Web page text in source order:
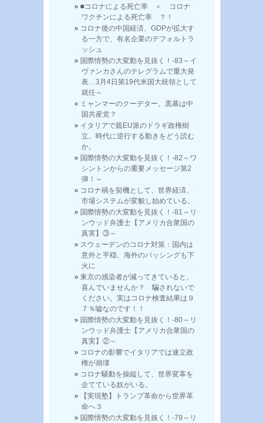
■コロナによる死亡率 ＜ コロナ
ワクチンによる死亡率 ？！
コロナ後の中国経済、GDPが拡大す
る一方で、有名企業のデフォルトラ
ッシュ
国際情勢の大変動を見抜く！-83～イ
ヴァンカさんのテレグラムで重大発
表…3月4日第19代米国大統領として
就任～
ミャンマーのクーデター。黒幕は中
国共産党？
イタリアで親EU派のドラギ政権樹
立。時代に逆行する動きをどう読む
か。
国際情勢の大変動を見抜く！-82～ワ
シントンからの重要メッセージ第2
弾！～
コロナ禍を契機として、世界経済、
市場システムが変貌し始めている。
国際情勢の大変動を見抜く！-81～リ
ンウッド弁護士【アメリカ合衆国の
真実】③～
スウェーデンのコロナ対策：国内は
意外と平穏、海外のバッシングも下
火に
東京の感染者が減ってきていると、
喜んでいませんか？ 騙されないで
ください。実はコロナ検査結果は９
７％嘘なのです！！
国際情勢の大変動を見抜く！-80～リ
ンウッド弁護士【アメリカ合衆国の
真実】②～
コロナの影響でイタリアでは連立政
権が崩壊
コロナ騒動を操縦して、世界変革を
企てている奴がいる。
【実現塾】トランプ革命から世界革
命へ３
国際情勢の大変動を見抜く！-79～リ